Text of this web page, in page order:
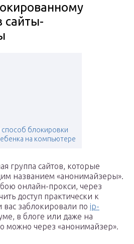
сайты-
блокировки
на компьютере
группа сайтов, которые
названием «анонимайзеры».
онлайн-прокси, через
доступ практически к
вас заблокировали по ip-
в блоге или даже на
можно через «анонимайзер».